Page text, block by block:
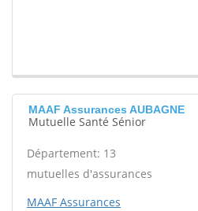
MAAF Assurances AUBAGNE
Mutuelle Santé Sénior
Département: 13
mutuelles d'assurances
MAAF Assurances